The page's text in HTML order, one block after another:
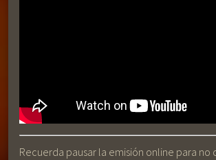
Recuerda pausar la emisión online para